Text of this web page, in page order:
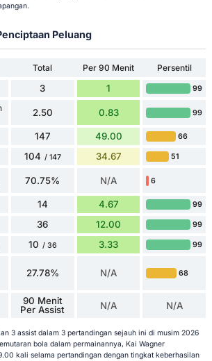
Peluang
Total Per 90 Menit
Persentil
3 1 99
2.50 0.83 99
147 49.00 66
104 / 147 34.67 51
70.75% N/A 6
14 4.67 99
36 12.00 99
10 / 36 3.33 99
27.78% N/A 68
90 Menit
Per Assist
N/A N/A
3 assist dalam 3 pertandingan sejauh ini di musim 2026
bola dalam permainannya, Kai Wagner
kali selama pertandingan dengan tingkat keberhasilan